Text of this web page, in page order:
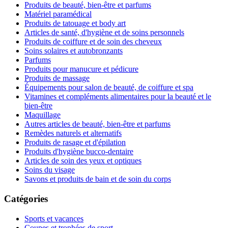
Produits de beauté, bien-être et parfums
Matériel paramédical
Produits de tatouage et body art
Articles de santé, d'hygiène et de soins personnels
Produits de coiffure et de soin des cheveux
Soins solaires et autobronzants
Parfums
Produits pour manucure et pédicure
Produits de massage
Équipements pour salon de beauté, de coiffure et spa
Vitamines et compléments alimentaires pour la beauté et le
bien-être
Maquillage
Autres articles de beauté, bien-être et parfums
Remèdes naturels et alternatifs
Produits de rasage et d'épilation
Produits d'hygiène bucco-dentaire
Articles de soin des yeux et optiques
Soins du visage
Savons et produits de bain et de soin du corps
Catégories
Sports et vacances